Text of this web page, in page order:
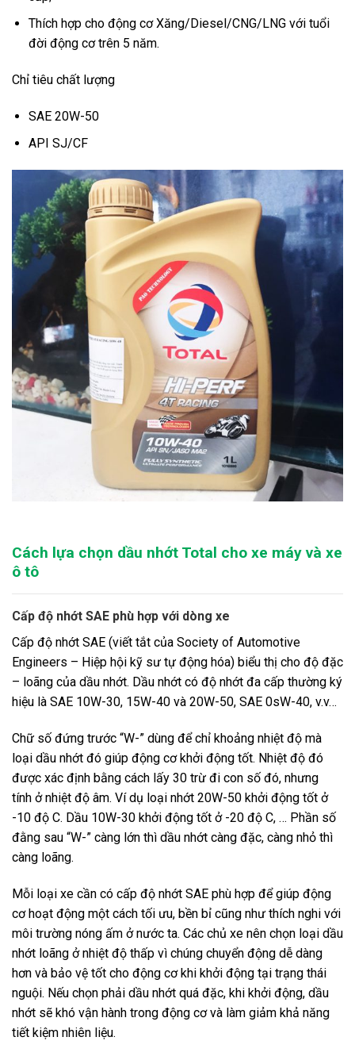
Thích hợp cho động cơ Xăng/Diesel/CNG/LNG với tuổi
đời động cơ trên 5 năm.
Chỉ tiêu chất lượng
SAE 20W-50
API SJ/CF
Cách lựa chọn dầu nhớt Total cho xe máy và xe
ô tô
Cấp độ nhớt SAE phù hợp với dòng xe
Cấp độ nhớt SAE (viết tắt của Society of Automotive
Engineers – Hiệp hội kỹ sư tự động hóa) biểu thị cho độ đặc
– loãng của dầu nhớt. Dầu nhớt có độ nhớt đa cấp thường ký
hiệu là SAE 10W-30, 15W-40 và 20W-50, SAE 0sW-40, v.v…
Chữ số đứng trước “W-” dùng để chỉ khoảng nhiệt độ mà
loại dầu nhớt đó giúp động cơ khởi động tốt. Nhiệt độ đó
được xác định bằng cách lấy 30 trừ đi con số đó, nhưng
tính ở nhiệt độ âm. Ví dụ loại nhớt 20W-50 khởi động tốt ở
-10 độ C. Dầu 10W-30 khởi động tốt ở -20 độ C, … Phần số
đằng sau “W-” càng lớn thì dầu nhớt càng đặc, càng nhỏ thì
càng loãng.
Mỗi loại xe cần có cấp độ nhớt SAE phù hợp để giúp động
cơ hoạt động một cách tối ưu, bền bỉ cũng như thích nghi với
môi trường nóng ấm ở nước ta. Các chủ xe nên chọn loại dầu
nhớt loãng ở nhiệt độ thấp vì chúng chuyển động dễ dàng
hơn và bảo vệ tốt cho động cơ khi khởi động tại trạng thái
nguội. Nếu chọn phải dầu nhớt quá đặc, khi khởi động, dầu
nhớt sẽ khó vận hành trong động cơ và làm giảm khả năng
tiết kiệm nhiên liệu.